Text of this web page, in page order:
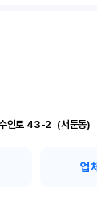
경기 수원시 권선구 수인로 43-2	(서둔동)
업